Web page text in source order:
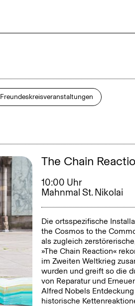
2026
März
Juli
Freundeskreisveranstaltungen
The Chain
10:00 Uhr
Mahnmal St. Nikolai
Die ortsspezifische
the Cosmos to the
als zugleich
»The Chain Reaction«
im Zweiten Weltkrieg
wurden und greift so die
von Reparatur und
Alfred Nobels
historische